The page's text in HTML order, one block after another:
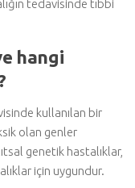
tedavisinde tıbbi
hangi
kullanılan bir
olan genler
genetik hastalıklar,
için uygundur.